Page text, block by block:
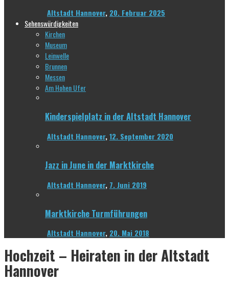
Altstadt Hannover, 20. Februar 2025
Sehenswürdigkeiten
Kirchen
Museum
Leinwelle
Brunnen
Messen
Am Hohen Ufer
Kinderspielplatz in der Altstadt Hannover
Altstadt Hannover,12. September 2020
Jazz in June in der Marktkirche
Altstadt Hannover, 7. Juni 2019
Marktkirche Turmführungen
Altstadt Hannover, 20. Mai 2018
Hochzeit – Heiraten in der Altstadt
Hannover